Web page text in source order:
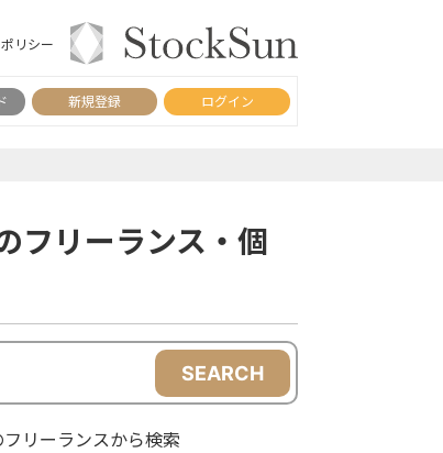
リシー
新規登録 ログイン
フリーランス・個
SEARCH
リーランスから検索